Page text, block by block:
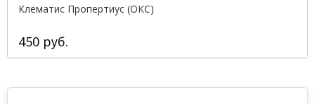
Клематис Пропертиус (ОКС)
450 руб.